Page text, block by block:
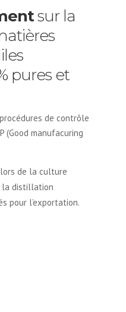
sur la
pures et
de contrôle
(Good manufacuring
de la culture
la distillation
pour l’exportation.